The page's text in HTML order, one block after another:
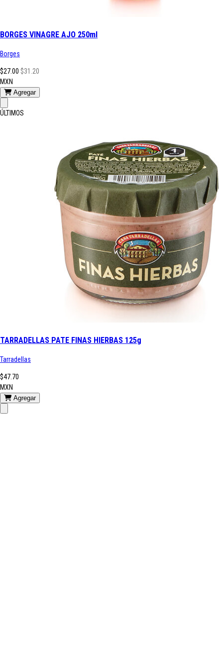
BORGES VINAGRE AJO 250ml
Borges
$27.00 $31.20
MXN
Agregar
ÚLTIMOS
TARRADELLAS PATE FINAS HIERBAS 125g
Tarradellas
$47.70
MXN
Agregar